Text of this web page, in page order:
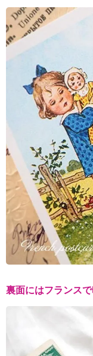
裏面にはフランス